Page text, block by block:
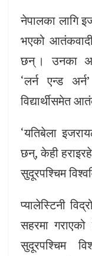
नेपालका लागि
भएको
छन् । उनका
‘लर्न एन्ड
विद्यार्थीसमेत
‘यतिबेला
छन्, केही
सुदूरपश्चिम
प्यालेस्टिनी
सहरमा
सुदूरपश्चिम